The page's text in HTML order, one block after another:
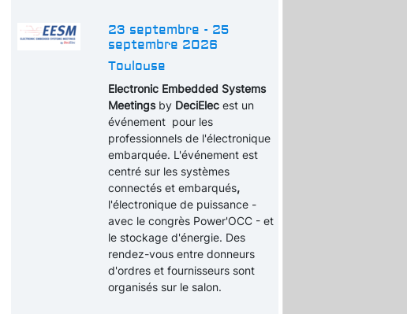
23 septembre - 25
septembre 2026
Toulouse
Electronic Embedded Systems
Meetingsby DeciElec est un
événement pour les
professionnels de l'électronique
embarquée. L'événement est
centré sur les systèmes
connectés et embarqués,
l'électronique de puissance -
avec le congrès Power'OCC - et
le stockage d'énergie. Des
rendez-vous entre donneurs
d'ordres et fournisseurs sont
organisés sur le salon.